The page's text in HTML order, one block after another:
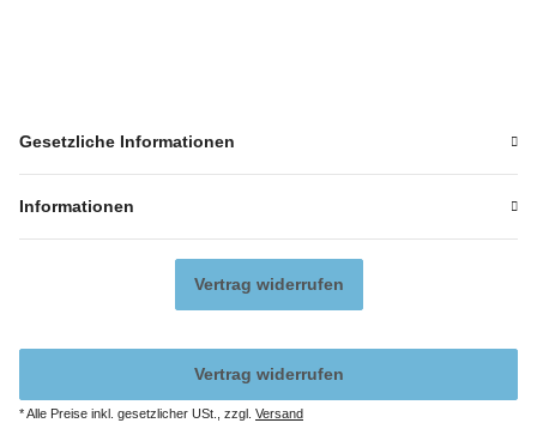
Gesetzliche Informationen
Informationen
Vertrag widerrufen
Vertrag widerrufen
* Alle Preise inkl. gesetzlicher USt., zzgl. Versand